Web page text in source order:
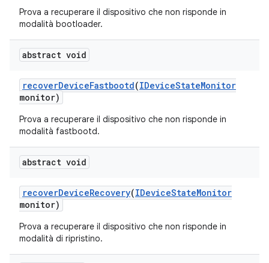
Prova a recuperare il dispositivo che non risponde in
modalità bootloader.
abstract void
recoverDeviceFastbootd(IDeviceStateMonitor
monitor)
Prova a recuperare il dispositivo che non risponde in
modalità fastbootd.
abstract void
recoverDeviceRecovery(IDeviceStateMonitor
monitor)
Prova a recuperare il dispositivo che non risponde in
modalità di ripristino.